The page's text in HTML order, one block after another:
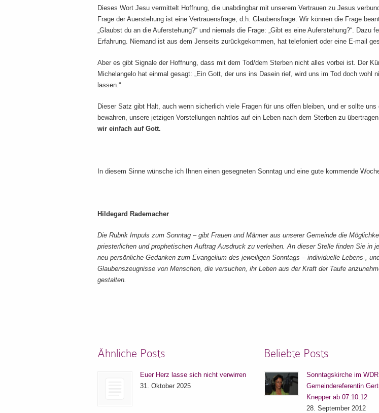
Dieses Wort Jesu vermittelt Hoffnung, die unabdingbar mit unserem Vertrauen zu Jesus
Frage der Auerstehung ist eine Vertrauensfrage, d.h. Glaubensfrage. Wir können die Frage
„Glaubst du an die Auferstehung?“ und niemals die Frage: „Gibt es eine Auferstehung?“. Dazu
Erfahrung. Niemand ist aus dem Jenseits zurückgekommen, hat telefoniert oder eine E-mail
Aber es gibt Signale der Hoffnung, dass mit dem Tod/dem Sterben nicht alles vorbei ist. Der
Michelangelo hat einmal gesagt: „Ein Gott, der uns ins Dasein rief, wird uns im Tod doch wohl
lassen.“
Dieser Satz gibt Halt, auch wenn sicherlich viele Fragen für uns offen bleiben, und er sollte uns
bewahren, unsere jetzigen Vorstellungen nahtlos auf ein Leben nach dem Sterben zu
wir einfach auf Gott.
In diesem Sinne wünsche ich Ihnen einen gesegneten Sonntag und eine gute kommende
Hildegard Rademacher
Die Rubrik Impuls zum Sonntag – gibt Frauen und Männer aus unserer Gemeinde die
priesterlichen und prophetischen Auftrag Ausdruck zu verleihen. An dieser Stelle finden Sie in
neu persönliche Gedanken zum Evangelium des jeweiligen Sonntags – individuelle Lebens-,
Glaubenszeugnisse von Menschen, die versuchen, ihr Leben aus der Kraft der Taufe
gestalten.
Ähnliche Posts
Euer Herz lasse sich nicht verwirren
31. Oktober 2025
Beliebte Posts
Sonntagskirche im
Gemeindereferentin
Knepper ab 07.10.12
28. September 2012